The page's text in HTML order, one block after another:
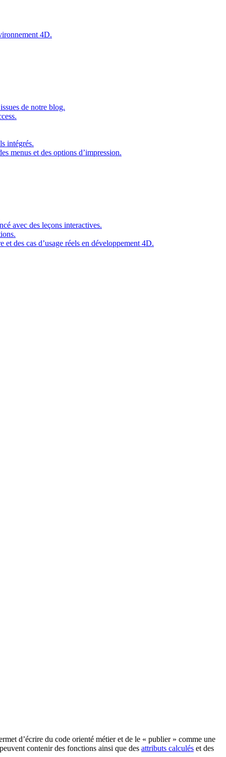
4D.
de notre blog.
intégrés.
menus et des options d’impression.
avec des leçons interactives.
des cas d’usage réels en développement 4D.
d’écrire du code orienté métier et de le « publier » comme une
contenir des fonctions ainsi que des attributs calculés et des